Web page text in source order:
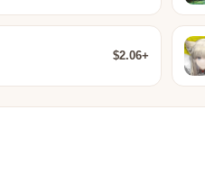
$2.06+